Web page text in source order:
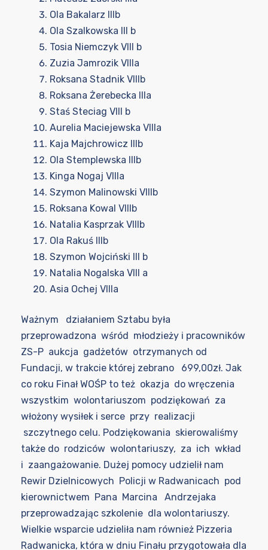
Ola Bakalarz IIIb
Ola Szalkowska III b
Tosia Niemczyk VIII b
Zuzia Jamrozik VIIIa
Roksana Stadnik VIIIb
Roksana Żerebecka IIIa
Staś Steciag VIII b
Aurelia Maciejewska VIIIa
Kaja Majchrowicz IIIb
Ola Stemplewska IIIb
Kinga Nogaj VIIIa
Szymon Malinowski VIIIb
Roksana Kowal VIIIb
Natalia Kasprzak VIIIb
Ola Rakuś IIIb
Szymon Wojciński III b
Natalia Nogalska VIII a
Asia Ochej VIIIa
Ważnym działaniem Sztabu była
przeprowadzona wśród młodzieży i pracowników
ZS-P aukcja gadżetów otrzymanych od
Fundacji, w trakcie której zebrano 699,00zł. Jak
co roku Finał WOŚP to też okazja do wręczenia
wszystkim wolontariuszom podziękowań za
włożony wysiłek i serce przy realizacji
szczytnego celu. Podziękowania skierowaliśmy
także do rodziców wolontariuszy, za ich wkład
i zaangażowanie. Dużej pomocy udzielił nam
Rewir Dzielnicowych Policji w Radwanicach pod
kierownictwem Pana Marcina Andrzejaka
przeprowadzając szkolenie dla wolontariuszy.
Wielkie wsparcie udzieliła nam również Pizzeria
Radwanicka, która w dniu Finału przygotowała dla